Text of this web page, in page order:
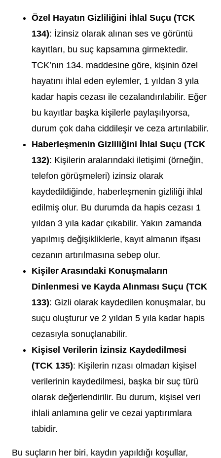
Özel Hayatın Gizliliğini İhlal Suçu (TCK
134): İzinsiz olarak alınan ses ve görüntü
kayıtları, bu suç kapsamına girmektedir.
TCK’nın 134. maddesine göre, kişinin özel
hayatını ihlal eden eylemler, 1 yıldan 3 yıla
kadar hapis cezası ile cezalandırılabilir. Eğer
bu kayıtlar başka kişilerle paylaşılıyorsa,
durum çok daha ciddileşir ve ceza artırılabilir.
Haberleşmenin Gizliliğini İhlal Suçu (TCK
132): Kişilerin aralarındaki iletişimi (örneğin,
telefon görüşmeleri) izinsiz olarak
kaydedildiğinde, haberleşmenin gizliliği ihlal
edilmiş olur. Bu durumda da hapis cezası 1
yıldan 3 yıla kadar çıkabilir. Yakın zamanda
yapılmış değişikliklerle, kayıt almanın ifşası
cezanın artırılmasına sebep olur.
Kişiler Arasındaki Konuşmaların
Dinlenmesi ve Kayda Alınması Suçu (TCK
133): Gizli olarak kaydedilen konuşmalar, bu
suçu oluşturur ve 2 yıldan 5 yıla kadar hapis
cezasıyla sonuçlanabilir.
Kişisel Verilerin İzinsiz Kaydedilmesi
(TCK 135): Kişilerin rızası olmadan kişisel
verilerinin kaydedilmesi, başka bir suç türü
olarak değerlendirilir. Bu durum, kişisel veri
ihlali anlamına gelir ve cezai yaptırımlara
tabidir.
Bu suçların her biri, kaydın yapıldığı koşullar,